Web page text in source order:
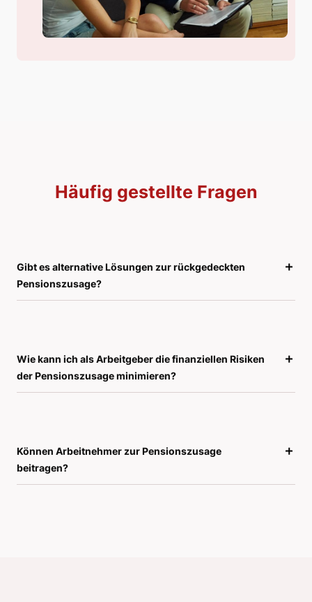
Häufig gestellte Fragen
Gibt es alternative Lösungen zur rückgedeckten
Pensionszusage?
Wie kann ich als Arbeitgeber die finanziellen Risiken
der Pensionszusage minimieren?
Können Arbeitnehmer zur Pensionszusage
beitragen?